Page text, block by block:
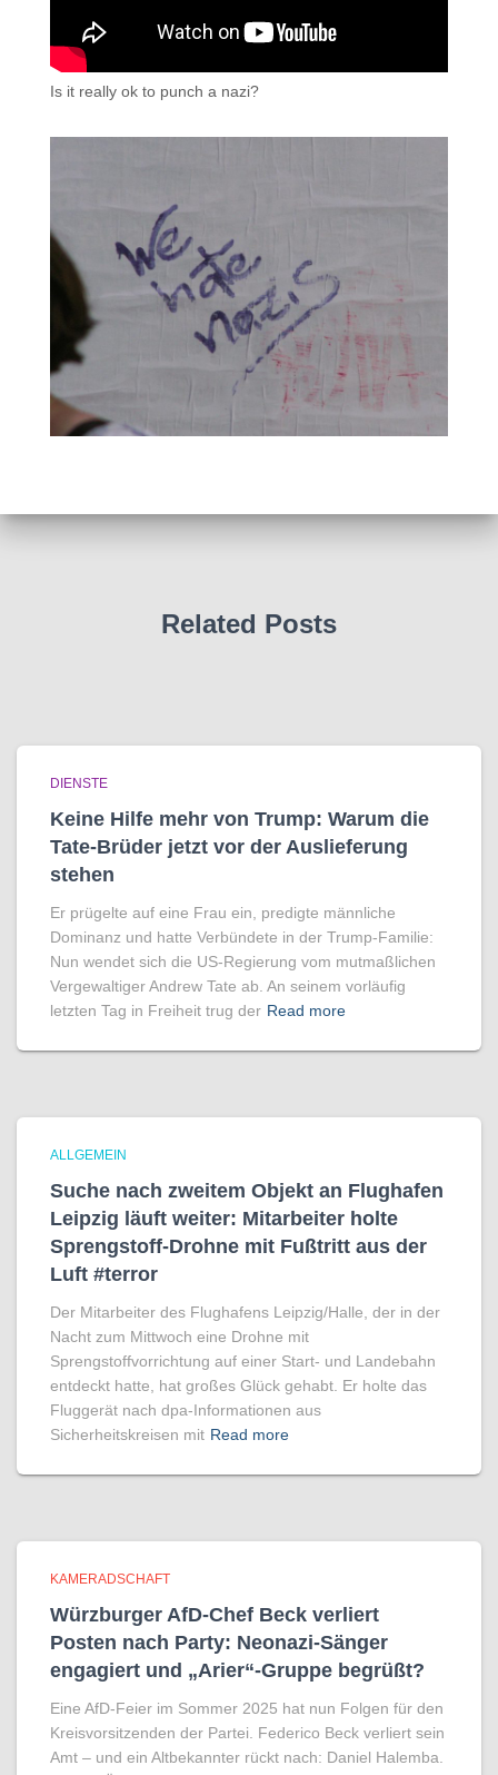
Is it really ok to punch a nazi?
Related Posts
DIENSTE
Keine Hilfe mehr von Trump: Warum die
Tate-Brüder jetzt vor der Auslieferung
stehen
Er prügelte auf eine Frau ein, predigte männliche
Dominanz und hatte Verbündete in der Trump-Familie:
Nun wendet sich die US-Regierung vom mutmaßlichen
Vergewaltiger Andrew Tate ab. An seinem vorläufig
letzten Tag in Freiheit trug der Read more
ALLGEMEIN
Suche nach zweitem Objekt an Flughafen
Leipzig läuft weiter: Mitarbeiter holte
Sprengstoff-Drohne mit Fußtritt aus der
Luft #terror
Der Mitarbeiter des Flughafens Leipzig/Halle, der in der
Nacht zum Mittwoch eine Drohne mit
Sprengstoffvorrichtung auf einer Start- und Landebahn
entdeckt hatte, hat großes Glück gehabt. Er holte das
Fluggerät nach dpa-Informationen aus
Sicherheitskreisen mit Read more
KAMERADSCHAFT
Würzburger AfD-Chef Beck verliert
Posten nach Party: Neonazi-Sänger
engagiert und „Arier“-Gruppe begrüßt?
Eine AfD-Feier im Sommer 2025 hat nun Folgen für den
Kreisvorsitzenden der Partei. Federico Beck verliert sein
Amt – und ein Altbekannter rückt nach: Daniel Halemba.